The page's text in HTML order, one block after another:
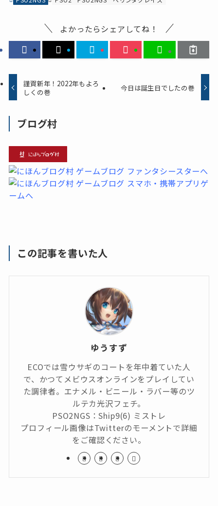
よかったらシェアしてね！
謹賀新年！2022年もよろ
しくの巻
今日は誕生日でしたの巻
ブログ村
この記事を書いた人
ゆうすず
ECOでは雪ウサギのコートを年中着ていた人
で、かつてメビウスオンラインをプレイしてい
た調律者。エナメル・ビニール・ラバー等のツ
ルテカ光沢フェチ。
PSO2NGS：Ship9(6) ミストレ
プロフィール画像はTwitterのモーメントで詳細
をご確認ください。